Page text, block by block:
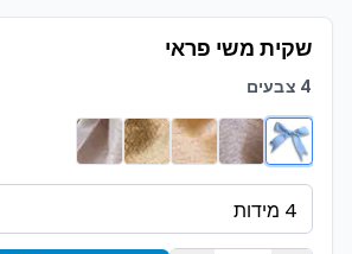
שקית משי פראי
4 צבעים